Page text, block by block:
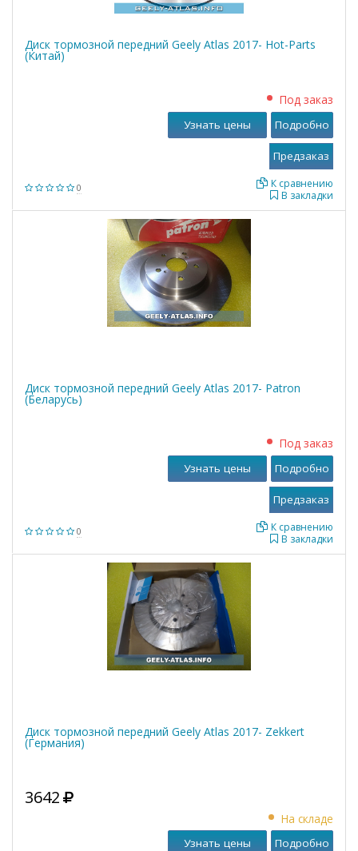
Диск тормозной передний Geely Atlas 2017- Hot-Parts
(Китай)
0
Под заказ
В закладки
К сравнению
Узнать цены Подробно
Диск тормозной передний Geely Atlas 2017- Patron
(Беларусь)
0
Под заказ
В закладки
К сравнению
Узнать цены Подробно
Диск тормозной передний Geely Atlas 2017- Zekkert
(Германия)
3642
На складе
Узнать цены Подробно